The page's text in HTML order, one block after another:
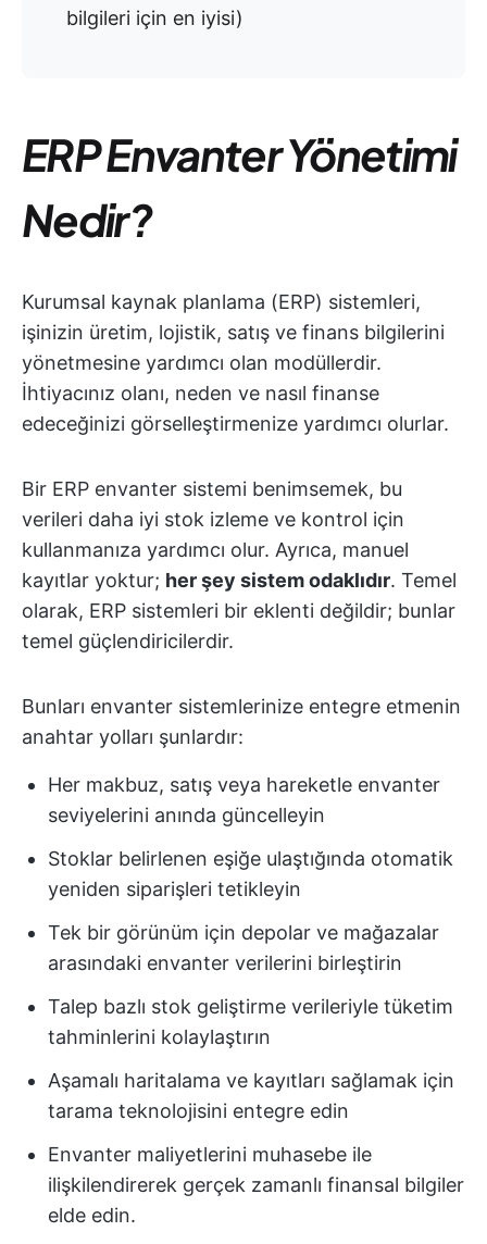
bilgileri için en iyisi)
ERP Envanter Yönetimi
Nedir?
Kurumsal kaynak planlama (ERP) sistemleri,
işinizin üretim, lojistik, satış ve finans bilgilerini
yönetmesine yardımcı olan modüllerdir.
İhtiyacınız olanı, neden ve nasıl finanse
edeceğinizi görselleştirmenize yardımcı olurlar.
Bir ERP envanter sistemi benimsemek, bu
verileri daha iyi stok izleme ve kontrol için
kullanmanıza yardımcı olur. Ayrıca, manuel
kayıtlar yoktur; her şey sistem odaklıdır. Temel
olarak, ERP sistemleri bir eklenti değildir; bunlar
temel güçlendiricilerdir.
Bunları envanter sistemlerinize entegre etmenin
anahtar yolları şunlardır:
Her makbuz, satış veya hareketle envanter
seviyelerini anında güncelleyin
Stoklar belirlenen eşiğe ulaştığında otomatik
yeniden siparişleri tetikleyin
Tek bir görünüm için depolar ve mağazalar
arasındaki envanter verilerini birleştirin
Talep bazlı stok geliştirme verileriyle tüketim
tahminlerini kolaylaştırın
Aşamalı haritalama ve kayıtları sağlamak için
tarama teknolojisini entegre edin
Envanter maliyetlerini muhasebe ile
ilişkilendirerek gerçek zamanlı finansal bilgiler
elde edin.